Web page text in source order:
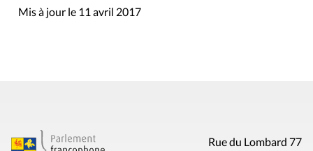
Mis à jour le 11 avril 2017
Rue du Lombard 77